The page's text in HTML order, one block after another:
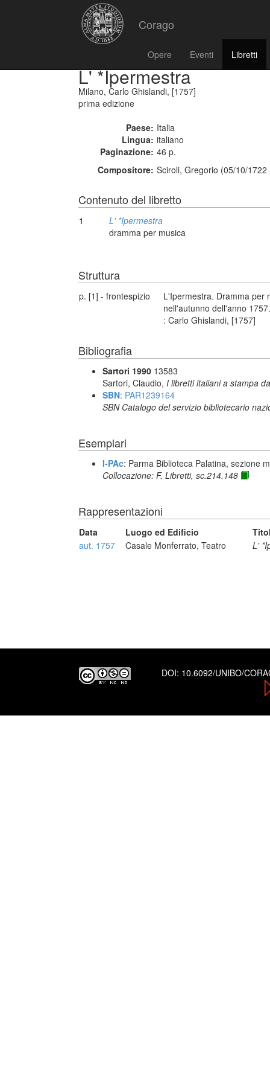
Corago
Opere Eventi Libretti
L' *Ipermestra
Milano, Carlo Ghislandi, [1757]
prima edizione
Paese: Italia
Lingua: italiano
Paginazione: 46 p.
Compositore: Sciroli, Gregorio (05/10/1722
Contenuto del libretto
1
L' *Ipermestra
dramma per musica
Struttura
p. [1] - frontespizio
L'Ipermestra. Dramma per
nell'autunno dell'anno
: Carlo Ghislandi, [1757]
Bibliografia
Sartori 1990 13583
Sartori, Claudio, I libretti italiani a stampa
SBN: PAR1239164
SBN Catalogo del servizio bibliotecario
Esemplari
I-PAc: Parma Biblioteca Palatina, sezione
Collocazione: F. Libretti, sc.214.148
Rappresentazioni
Data Luogo ed Edificio
aut. 1757
Casale Monferrato, Teatro L'
DOI: 10.6092/UNIBO/